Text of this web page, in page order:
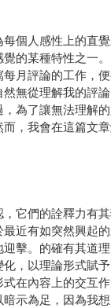
個人感性上的直
的某種特性之一
月評論的工作，
無從理解我的評
為了讓無法理解
，我會在這篇文
它們的詮釋力有
近有如突然興起
擊。的確有其道
，以理論形式賦
在內容上的交互
示為足，因為我